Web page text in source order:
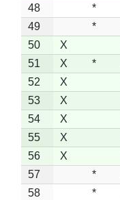
48
*
49
*
50
X
51
X *
52
X
53
X
54
X
55
X
56
X
57
*
58
*